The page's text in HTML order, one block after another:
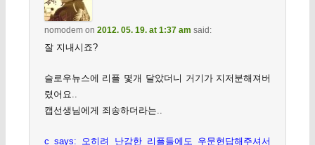
nomodemon 2012. 05. 19. at 1:37 am said:
잘 지내시죠?
슬로우뉴스에 리플 몇개 달았더니 거기가 지저분해져버
렸어요..
캡선생님에게 죄송하더라는..
c says: 오히려 난감한 리플들에도 우문현답해주셔서